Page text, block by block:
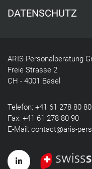
DATENSCHUTZ
ARIS Personalberatung
Freie Strasse 2
CH - 4001 Basel
Telefon: +41 61 278 80 80
Fax: +41 61 278 80 90
E-Mail: contact@aris-